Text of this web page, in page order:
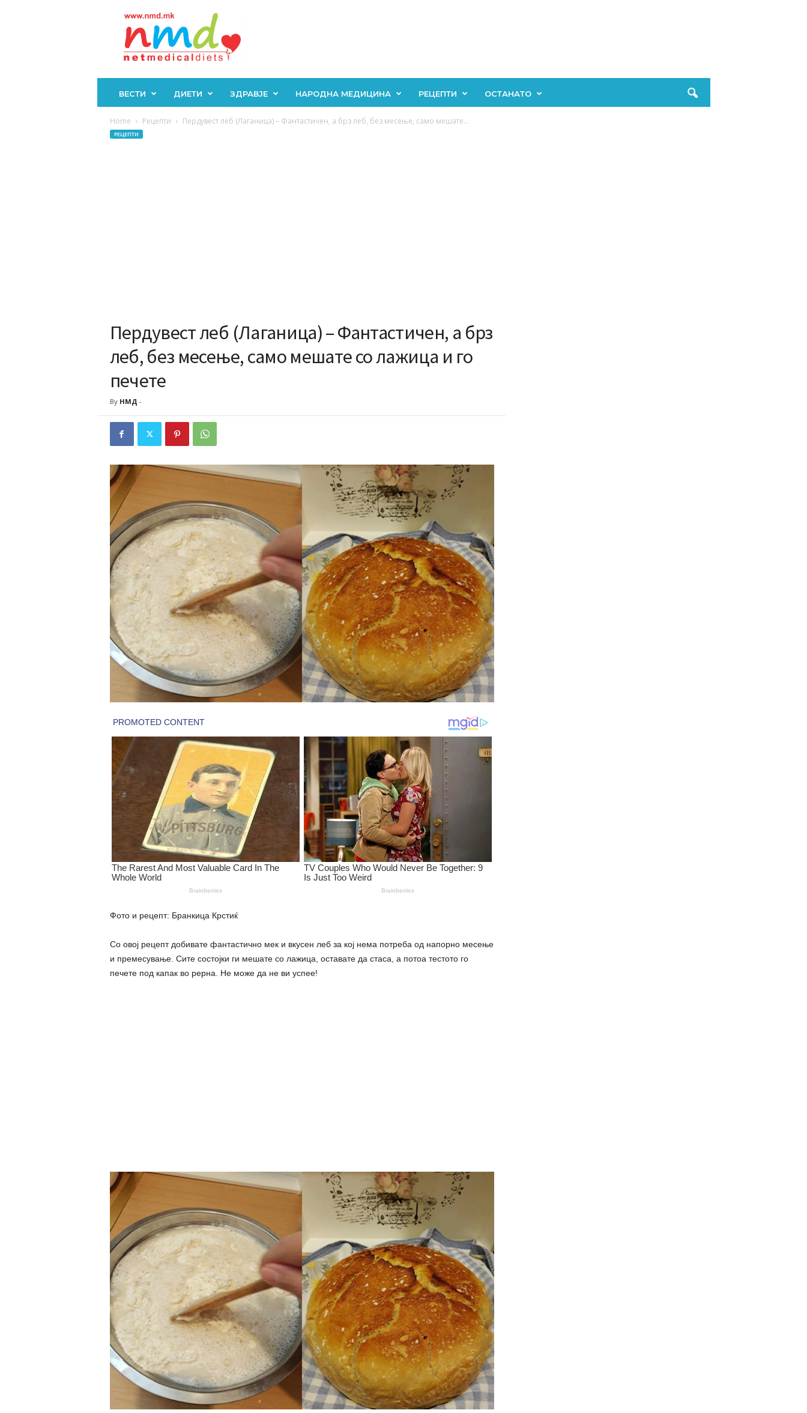
ВЕСТИ ДИЕТИ ЗДРАВЈЕ НАРОДНА МЕДИЦИНА РЕЦЕПТИ ОСТАНАТО
Home Рецепти Пердувест леб (Лаганица) – Фантастичен, а брз леб, без месење, само мешате...
РЕЦЕПТИ
Пердувест леб (Лаганица) – Фантастичен, а брз
леб, без месење, само мешате со лажица и го
печете
By НМД -
Фото и рецепт: Бранкица Крстиќ
Со овој рецепт добивате фантастично мек и вкусен леб за кој нема потреба од напорно месење
и премесување. Сите состојки ги мешате со лажица, оставате да стаса, а потоа тестото го
печете под капак во рерна. Не може да не ви успее!